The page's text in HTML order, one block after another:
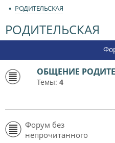
РОДИТЕЛЬСКАЯ
РОДИТЕЛЬСКАЯ
ОБЩЕНИЕ
Темы: 4
Форум без
непрочитанного